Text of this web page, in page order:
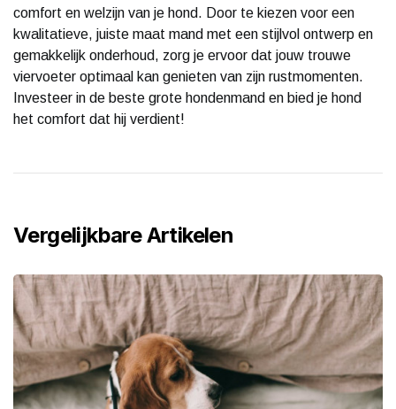
comfort en welzijn van je hond. Door te kiezen voor een
kwalitatieve, juiste maat mand met een stijlvol ontwerp en
gemakkelijk onderhoud, zorg je ervoor dat jouw trouwe
viervoeter optimaal kan genieten van zijn rustmomenten.
Investeer in de beste grote hondenmand en bied je hond
het comfort dat hij verdient!
Vergelijkbare Artikelen